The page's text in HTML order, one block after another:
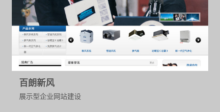
百朗新风
展示型企业网站建设